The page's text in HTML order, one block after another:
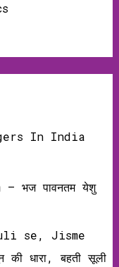
In India
– भज पावनतम येशु
se, Jisme
धारा, बहती सूली